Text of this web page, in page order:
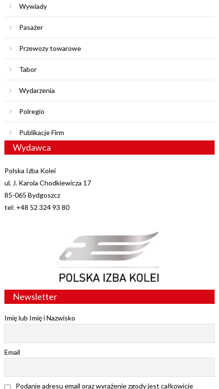
Wywiady
Pasażer
Przewozy towarowe
Tabor
Wydarzenia
Polregio
Publikacje Firm
Wydawca
Polska Izba Kolei
ul. J. Karola Chodkiewicza 17
85-065 Bydgoszcz
tel: +48 52 324 93 80
Newsletter
Imię lub Imię i Nazwisko
Email
Podanie adresu email oraz wyrażenie zgody jest całkowicie